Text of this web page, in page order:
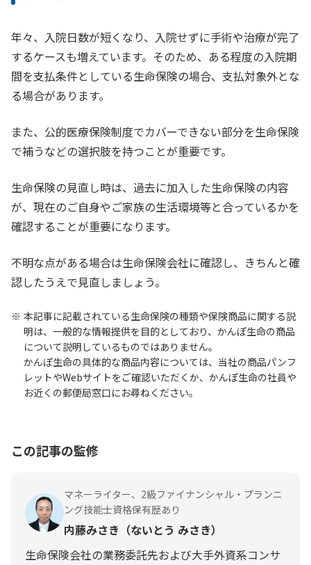
年々、入院日数が短くなり、入院せずに手術や治療が完了
するケースも増えています。そのため、ある程度の入院期
間を支払条件としている生命保険の場合、支払対象外とな
る場合があります。
また、公的医療保険制度でカバーできない部分を生命保険
で補うなどの選択肢を持つことが重要です。
生命保険の見直し時は、過去に加入した生命保険の内容
が、現在のご自身やご家族の生活環境等と合っているかを
確認することが重要になります。
不明な点がある場合は生命保険会社に確認し、きちんと確
認したうえで見直しましょう。
本記事に記載されている生命保険の種類や保険商品に関する説
明は、一般的な情報提供を目的としており、かんぽ生命の商品
について説明しているものではありません。
かんぽ生命の具体的な商品内容については、当社の商品パンフ
レットやWebサイトをご確認いただくか、かんぽ生命の社員や
お近くの郵便局窓口にお尋ねください。
この記事の監修
マネーライター、2級ファイナンシャル・プランニ
ング技能士資格保有歴あり
内藤みさき（ないとう みさき）
生命保険会社の業務委託先および大手外資系コンサ